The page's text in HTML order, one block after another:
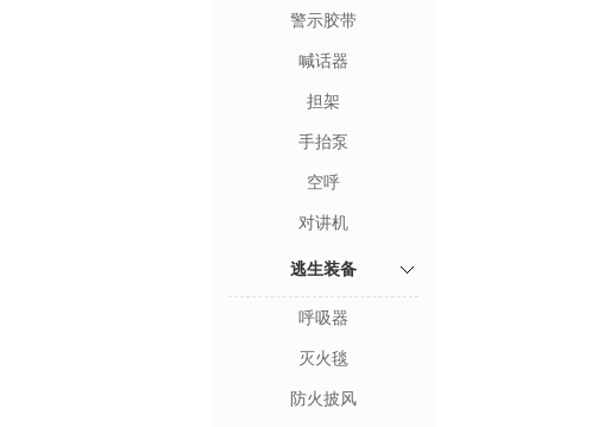
警示胶带
喊话器
担架
手抬泵
空呼
对讲机
逃生装备
呼吸器
灭火毯
防火披风